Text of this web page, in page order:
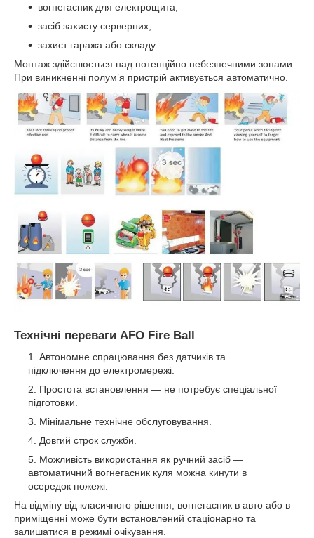
вогнегасник для електрощита,
засіб захисту серверних,
захист гаража або складу.
Монтаж здійснюється над потенційно небезпечними зонами.
При виникненні полум’я пристрій активується автоматично.
Технічні переваги AFO Fire Ball
Автономне спрацювання без датчиків та
підключення до електромережі.
Простота встановлення — не потребує спеціальної
підготовки.
Мінімальне технічне обслуговування.
Довгий строк служби.
Можливість використання як ручний засіб —
автоматичний вогнегасник куля можна кинути в
осередок пожежі.
На відміну від класичного рішення, вогнегасник в авто або в
приміщенні може бути встановлений стаціонарно та
залишатися в режимі очікування.